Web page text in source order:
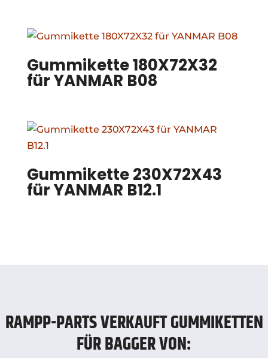
Gummikette 180X72X32
für YANMAR B08
Gummikette 230X72X43
für YANMAR B12.1
RAMPP-PARTS VERKAUFT GUMMIKETTEN
FÜR BAGGER VON: